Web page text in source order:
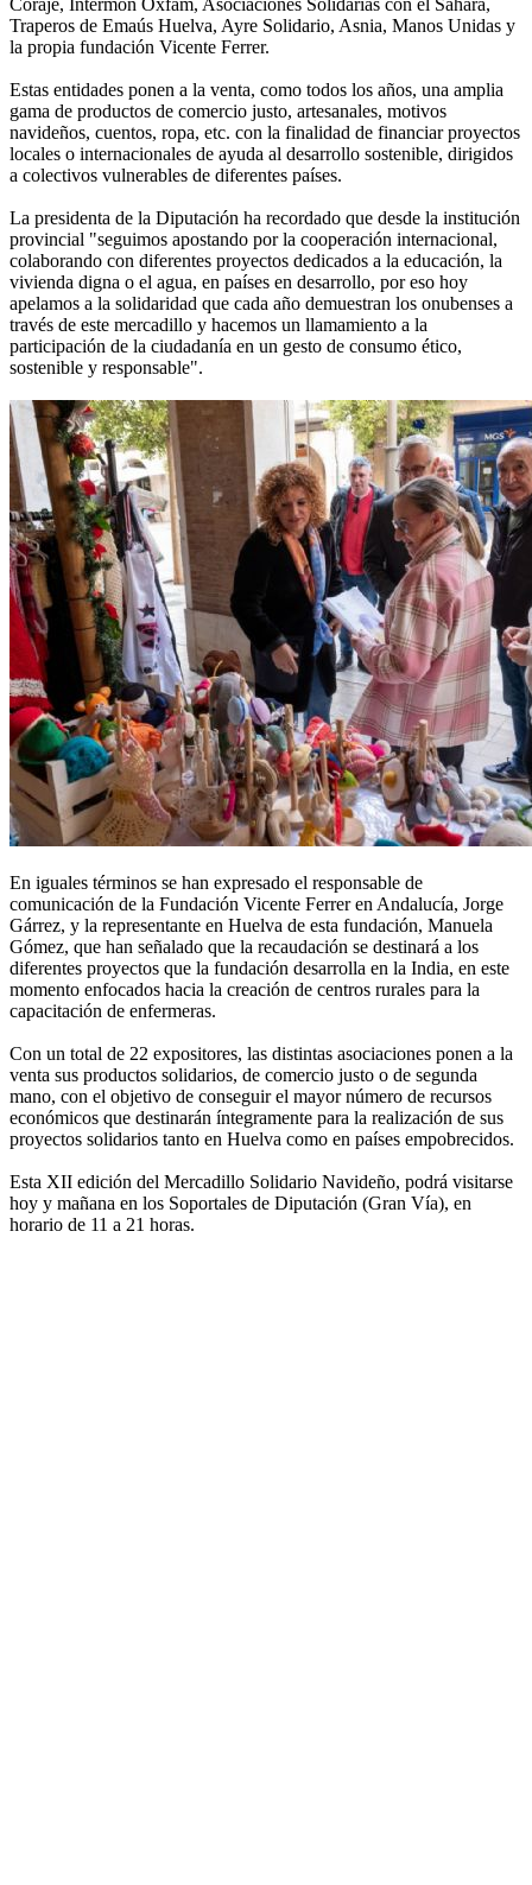
Coraje, Intermón Oxfam, Asociaciones Solidarias con el Sáhara,
Traperos de Emaús Huelva, Ayre Solidario, Asnia, Manos Unidas y
la propia fundación Vicente Ferrer.
Estas entidades ponen a la venta, como todos los años, una amplia
gama de productos de comercio justo, artesanales, motivos
navideños, cuentos, ropa, etc. con la finalidad de financiar proyectos
locales o internacionales de ayuda al desarrollo sostenible, dirigidos
a colectivos vulnerables de diferentes países.
La presidenta de la Diputación ha recordado que desde la institución
provincial "seguimos apostando por la cooperación internacional,
colaborando con diferentes proyectos dedicados a la educación, la
vivienda digna o el agua, en países en desarrollo, por eso hoy
apelamos a la solidaridad que cada año demuestran los onubenses a
través de este mercadillo y hacemos un llamamiento a la
participación de la ciudadanía en un gesto de consumo ético,
sostenible y responsable".
En iguales términos se han expresado el responsable de
comunicación de la Fundación Vicente Ferrer en Andalucía, Jorge
Gárrez, y la representante en Huelva de esta fundación, Manuela
Gómez, que han señalado que la recaudación se destinará a los
diferentes proyectos que la fundación desarrolla en la India, en este
momento enfocados hacia la creación de centros rurales para la
capacitación de enfermeras.
Con un total de 22 expositores, las distintas asociaciones ponen a la
venta sus productos solidarios, de comercio justo o de segunda
mano, con el objetivo de conseguir el mayor número de recursos
económicos que destinarán íntegramente para la realización de sus
proyectos solidarios tanto en Huelva como en países empobrecidos.
Esta XII edición del Mercadillo Solidario Navideño, podrá visitarse
hoy y mañana en los Soportales de Diputación (Gran Vía), en
horario de 11 a 21 horas.